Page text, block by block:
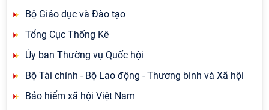
Bộ Giáo dục và Đào tạo
Tổng Cục Thống Kê
Ủy ban Thường vụ Quốc hội
Bộ Tài chính - Bộ Lao động - Thương binh và Xã hội
Bảo hiểm xã hội Việt Nam